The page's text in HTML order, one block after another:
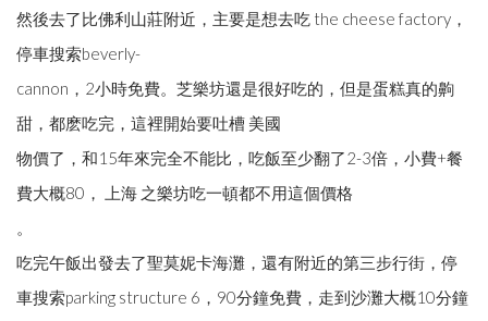
然後去了比佛利山莊附近，主要是想去吃 the cheese factory，
停車搜索beverly-
cannon，2小時免費。芝樂坊還是很好吃的，但是蛋糕真的齁
甜，都麽吃完，這裡開始要吐槽 美國
物價了，和15年來完全不能比，吃飯至少翻了2-3倍，小費+餐
費大概80， 上海 之樂坊吃一頓都不用這個價格
。
吃完午飯出發去了聖莫妮卡海灘，還有附近的第三步行街，停
車搜索parking structure 6，90分鐘免費，走到沙灘大概10分鐘